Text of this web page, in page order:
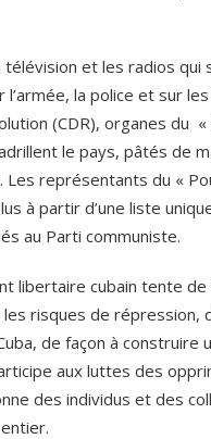
télévision et les radios qui
l’armée, la police et sur
(CDR), organes du
le pays, pâtés de
Les représentants du «
à partir d’une liste
au Parti communiste.
libertaire cubain tente de
risques de répression,
de façon à construire
aux luttes des
des individus et des